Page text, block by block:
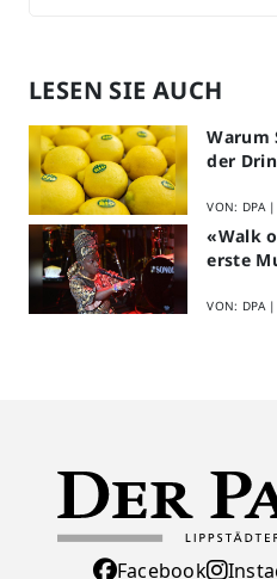
LESEN SIE AUCH
Warum
der
VON: DPA |
«Walk
erste
VON: DPA |
Facebook